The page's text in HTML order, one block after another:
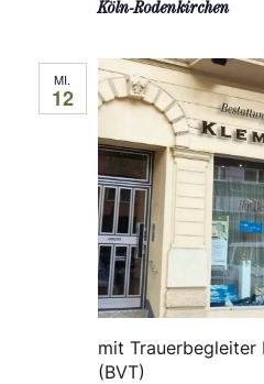
Köln-Rodenkirchen
MI.
12
mit Trauerbegleiter
(BVT)